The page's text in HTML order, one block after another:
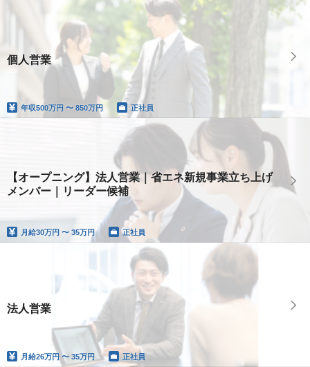
個人営業
年収500万円 〜 850万円 正社員
【オープニング】法人営業｜省エネ新規事業立ち上げ
メンバー｜リーダー候補
月給30万円 〜 35万円 正社員
法人営業
月給26万円 〜 35万円 正社員